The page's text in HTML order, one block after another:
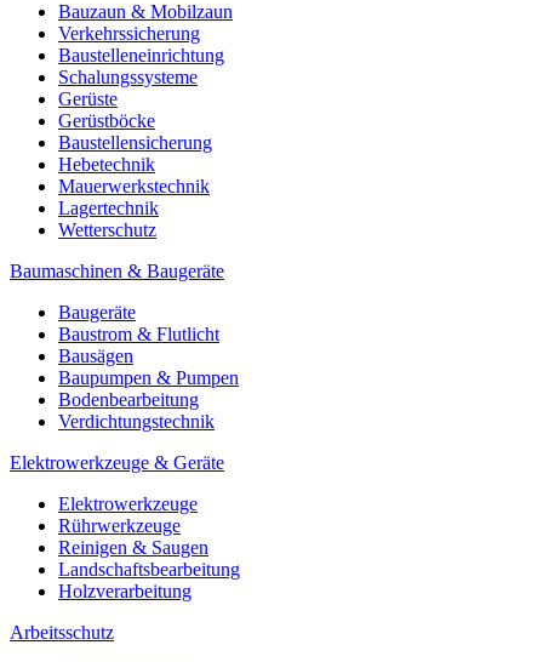
Bauzaun & Mobilzaun
Verkehrssicherung
Baustelleneinrichtung
Schalungssysteme
Gerüste
Gerüstböcke
Baustellensicherung
Hebetechnik
Mauerwerkstechnik
Lagertechnik
Wetterschutz
Baumaschinen & Baugeräte
Baugeräte
Baustrom & Flutlicht
Bausägen
Baupumpen & Pumpen
Bodenbearbeitung
Verdichtungstechnik
Elektrowerkzeuge & Geräte
Elektrowerkzeuge
Rührwerkzeuge
Reinigen & Saugen
Landschaftsbearbeitung
Holzverarbeitung
Arbeitsschutz